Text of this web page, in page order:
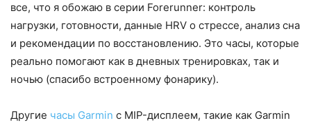
все, что я обожаю в серии Forerunner: контроль
нагрузки, готовности, данные HRV о стрессе, анализ сна
и рекомендации по восстановлению. Это часы, которые
реально помогают как в дневных тренировках, так и
ночью (спасибо встроенному фонарику).
Другие часы Garmin с MIP-дисплеем, такие как Garmin